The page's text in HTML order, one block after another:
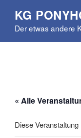
springen
KG
Der etwas andere
« Alle
Diese